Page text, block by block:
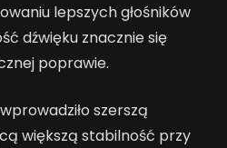
lepszych głośników
dźwięku znacznie się
poprawie.
szerszą
większą stabilność przy